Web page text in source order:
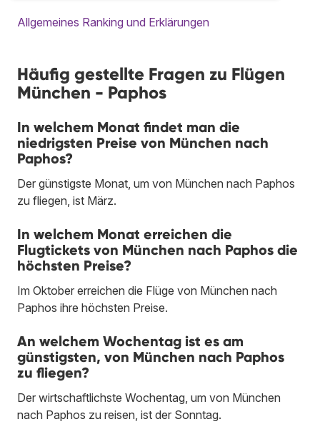
Allgemeines Ranking und Erklärungen
Häufig gestellte Fragen zu Flügen
München - Paphos
In welchem Monat findet man die
niedrigsten Preise von München nach
Paphos?
Der günstigste Monat, um von München nach Paphos
zu fliegen, ist März.
In welchem Monat erreichen die
Flugtickets von München nach Paphos die
höchsten Preise?
Im Oktober erreichen die Flüge von München nach
Paphos ihre höchsten Preise.
An welchem Wochentag ist es am
günstigsten, von München nach Paphos
zu fliegen?
Der wirtschaftlichste Wochentag, um von München
nach Paphos zu reisen, ist der Sonntag.